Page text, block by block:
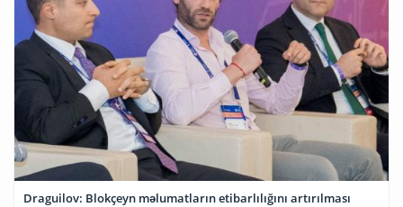
Draguilov: Blokçeyn məlumatların etibarlılığını artırılması